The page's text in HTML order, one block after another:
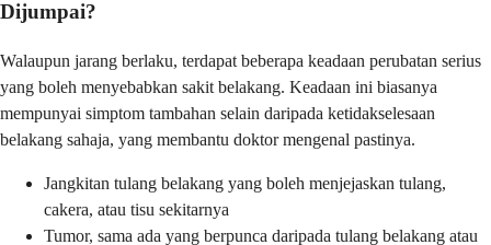
Dijumpai?
Walaupun jarang berlaku, terdapat beberapa keadaan perubatan serius
yang boleh menyebabkan sakit belakang. Keadaan ini biasanya
mempunyai simptom tambahan selain daripada ketidakselesaan
belakang sahaja, yang membantu doktor mengenal pastinya.
Jangkitan tulang belakang yang boleh menjejaskan tulang,
cakera, atau tisu sekitarnya
Tumor, sama ada yang berpunca daripada tulang belakang atau